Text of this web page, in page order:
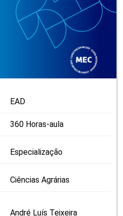
EAD
360 Horas-aula
Especialização
Ciências Agrárias
André Luís Teixeira